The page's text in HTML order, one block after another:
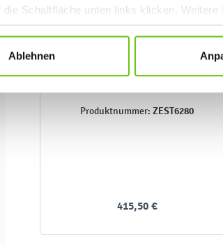
die Schaltfläche unten links klicken.
.
Ablehnen
Produktnummer: ZEST6280
415,50 €